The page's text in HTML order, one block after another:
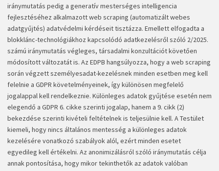
iránymutatás pedig a generatív mesterséges intelligencia
fejlesztéséhez alkalmazott web scraping (automatizált webes
adatgyűjtés) adatvédelmi kérdéseit tisztázza. Emellett elfogadta a
blokklánc-technológiákhoz kapcsolódó adatkezelésről szóló 2/2025.
számú iránymutatás végleges, társadalmi konzultációt követően
módosított változatát is. Az EDPB hangsúlyozza, hogy a web scraping
során végzett személyesadat-kezelésnek minden esetben meg kell
felelnie a GDPR követelményeinek, így különösen megfelelő
jogalappal kell rendelkeznie. Különleges adatok gyűjtése esetén nem
elegendő a GDPR 6. cikke szerinti jogalap, hanem a 9. cikk (2)
bekezdése szerinti kivételi feltételnek is teljesülnie kell. A Testület
kiemeli, hogy nincs általános mentesség a különleges adatok
kezelésére vonatkozó szabályok alól, ezért minden esetet
egyedileg kell értékelni. Az anonimizálásról szóló iránymutatás célja
annak pontosítása, hogy mikor tekinthetők az adatok valóban